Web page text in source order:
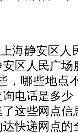
上海静安区
区人民广场
，哪些地点
电话是多少
这些网点信
快递网点的